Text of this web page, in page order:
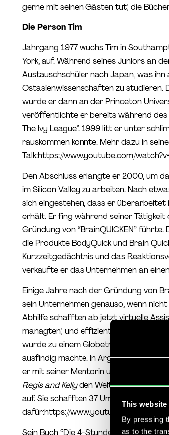
This website
By pressing
as to the
gerne mit seinen Gästen tut) die
Die Person Tim
Jahrgang 1977 wuchs Tim in
York, auf. Während seines Juniors an
Austauschschüler nach Japan, was
Ostasienwissenschaften zu studieren.
wurde er dann an der Princeton
veröffentlichte er bereits während des
The Ivy League”. 1999 litt er unter
rauskommen konnte. Mehr dazu in
Talk:https://www.youtube.com/
Den Abschluss erlangte er 2000, um
im Silicon Valley zu arbeiten. Nach
sich eingestehen, dass er überarbeitet
erhält. Er fing während seiner
Gründung von “BrainQUICKEN”
die Produkte BodyQuick und Brain
Kurzzeitgedächtnis und das
verkaufte er das Unternehmen an
Einige Jahre nach der Gründung von
sein Unternehmen genauso, wenn
Abhilfe schafften ab jetzt virtuelle
managten) und effizientere
wurde zu einem Globetrotter, der am
ausfindig machte. In Argentinien fand
er mit seiner Mentorin und Partnerin
Regis and Kellyden Weltrekord für die
auf. Sie schafften 37 Umdrehungen. Der
dafür:https://www.youtube.com/
Sein Buch “Die 4-Stunden-Woche”